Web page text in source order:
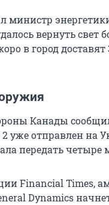
министр
вернуть свет
в город
Канады
уже отправлен на
передать
Financial Times,
Dynamics